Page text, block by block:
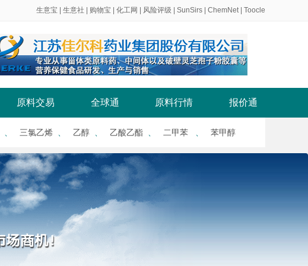
生意宝 生意社 购物宝 化工网 风险评级 SunSirs ChemNet| Toocle
原料交易 全球通 原料行情 报价通
三氯乙烯 乙醇 乙酸乙酯 二甲苯 苯甲醇